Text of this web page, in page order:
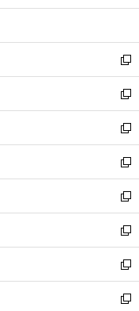
ウ
開
く
新
し
い
ウ
ィ
ン
ド
ウ
で
開
く
新
し
い
ウ
ィ
ン
ド
ウ
で
開
く
新
し
い
ウ
ィ
ン
ド
ウ
で
開
く
新
し
い
ウ
ィ
ン
ド
ウ
で
新
し
い
ウ
ィ
ン
ド
新
し
い
ウ
ィ
新
し
い
新